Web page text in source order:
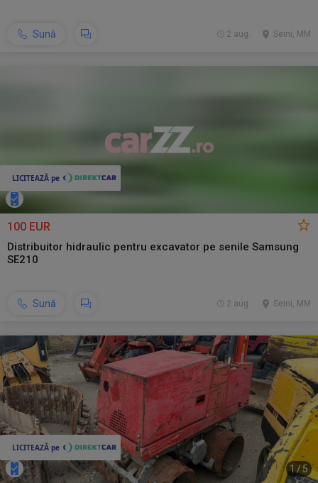
Sună Seini, MM
2 aug.
100 EUR
Distribuitor hidraulic pentru excavator pe senile Samsung
SE210
Sună Seini, MM
2 aug.
1 / 5